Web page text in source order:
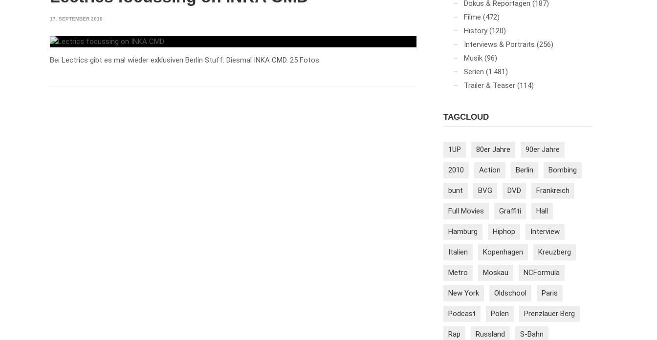
17. SEPTEMBER 2010
Bei Lectrics gibt es mal wieder exklusiven Berlin Stuff: Diesmal INKA CMD. 25 Fotos.
Dokus & Reportagen (187)
Filme (472)
History (120)
Interviews & Portraits (256)
Musik (96)
Serien (1.481)
Trailer & Teaser (114)
TAGCLOUD
1UP 80er Jahre 90er Jahre
2010 Action Berlin Bombing
bunt BVG DVD Frankreich
Full Movies Graffiti Hall
Hamburg Hiphop Interview
Italien Kopenhagen Kreuzberg
Metro Moskau NCFormula
New York Oldschool Paris
Podcast Polen Prenzlauer Berg
Rap Russland S-Bahn